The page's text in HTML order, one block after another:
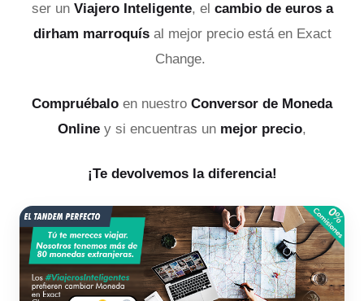
ser un Viajero Inteligente, el cambio de euros a
dirham marroquísal mejor precio está en Exact
Change.
Compruébalo en nuestro Conversor de Moneda
Online y si encuentras un mejor precio,
¡Te devolvemos la diferencia!